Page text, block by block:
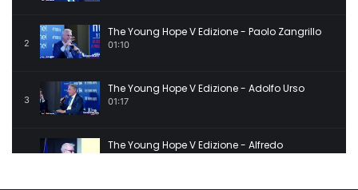
2
The Young Hope V Edizione - Paolo Zangrillo
01:10
3
The Young Hope V Edizione - Adolfo Urso
01:17
4
The Young Hope V Edizione - Alfredo